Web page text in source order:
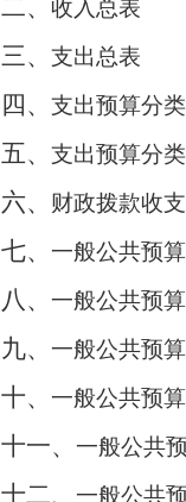
二、 收入总表
三、 支出总表
四、 支出预算分
五、 支出预算分
六、 财政拨款收
七、 一般公共预
八、 一般公共预
九、 一般公共预
十、 一般公共预
十一、 一般公共
十二、 一般公共